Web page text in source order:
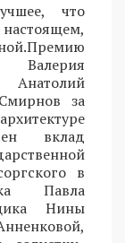
что
Валерия
Анатолий
за
вклад
в
Павла
Нины